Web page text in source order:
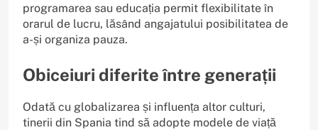
programarea sau educația permit flexibilitate în
orarul de lucru, lăsând angajatului posibilitatea de
a-și organiza pauza.
Obiceiuri diferite între generații
Odată cu globalizarea și influența altor culturi,
tinerii din Spania tind să adopte modele de viață